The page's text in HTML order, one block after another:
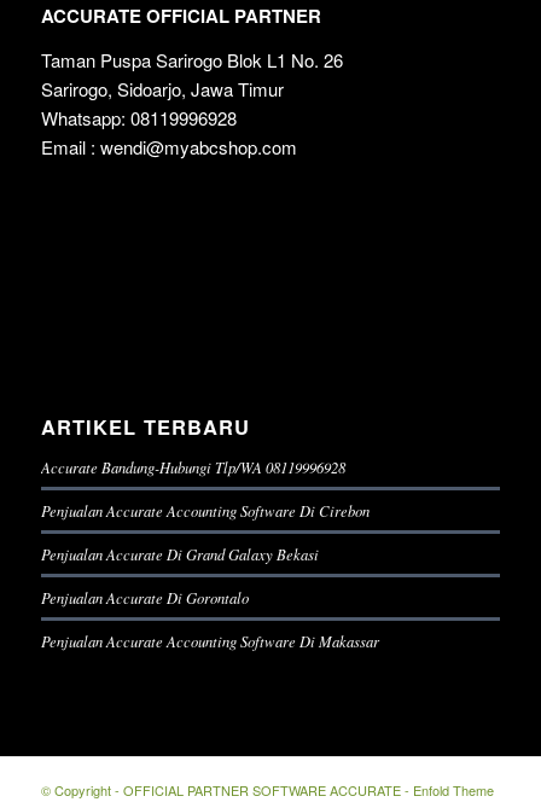
ACCURATE OFFICIAL PARTNER
Taman Puspa Sarirogo Blok L1 No. 26
Sarirogo, Sidoarjo, Jawa Timur
Whatsapp: 08119996928
Email : wendi@myabcshop.com
ARTIKEL TERBARU
Accurate Bandung-Hubungi Tlp/WA 08119996928
Penjualan Accurate Accounting Software Di Cirebon
Penjualan Accurate Di Grand Galaxy Bekasi
Penjualan Accurate Di Gorontalo
Penjualan Accurate Accounting Software Di Makassar
© Copyright - OFFICIAL PARTNER SOFTWARE ACCURATE- Enfold Theme